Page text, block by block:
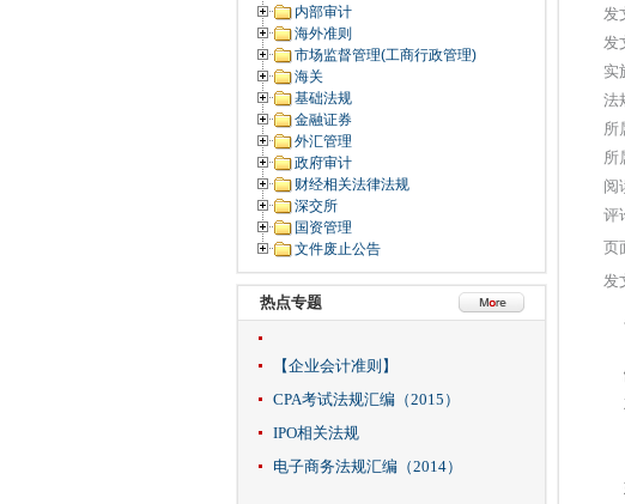
内部审计
海外准则
市场监督管理(工商行政管理)
海关
基础法规
金融证券
外汇管理
政府审计
财经相关法律法规
深交所
国资管理
文件废止公告
热点专题
【企业会计准则】
CPA考试法规汇编（2015）
IPO相关法规
电子商务法规汇编（2014）
发
发
实
法
所
所
阅
评
页
发